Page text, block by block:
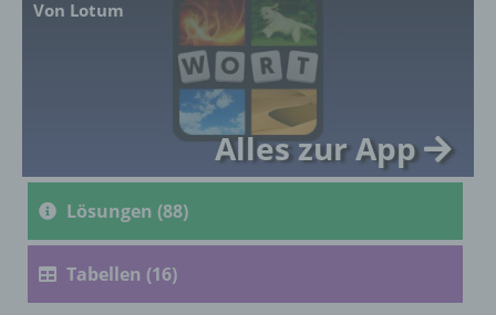
Von Lotum
Alles zur App
Lösungen (88)
Tabellen (16)
genetischen, psychischen, wirtschaftlichen,
kulturellen oder sozialen Identität dieser
natürlichen Person sind, identifiziert werden
b) betroffene Person
Betroffene Person ist jede identifizierte oder
identifizierbare natürliche Person, deren
Verarbeitung Verantwortlichen verarbeitet
werden.